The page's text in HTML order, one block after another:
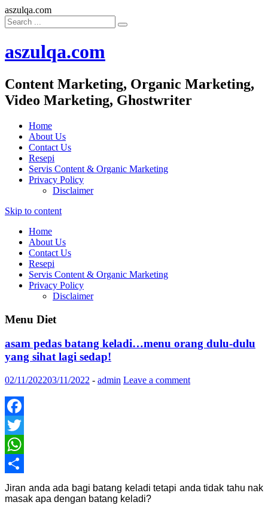
aszulqa.com
aszulqa.com
Content Marketing, Organic Marketing,
Video Marketing, Ghostwriter
Home
About Us
Contact Us
Resepi
Servis Content & Organic Marketing
Privacy Policy
Disclaimer
Skip to content
Home
About Us
Contact Us
Resepi
Servis Content & Organic Marketing
Privacy Policy
Disclaimer
Menu Diet
asam pedas batang keladi…menu orang dulu-dulu
yang sihat lagi sedap!
02/11/202203/11/2022 - admin Leave a comment
Facebook
Twitter
WhatsApp
Share
Jiran anda ada bagi batang keladi tetapi anda tidak tahu nak
masak apa dengan batang keladi?